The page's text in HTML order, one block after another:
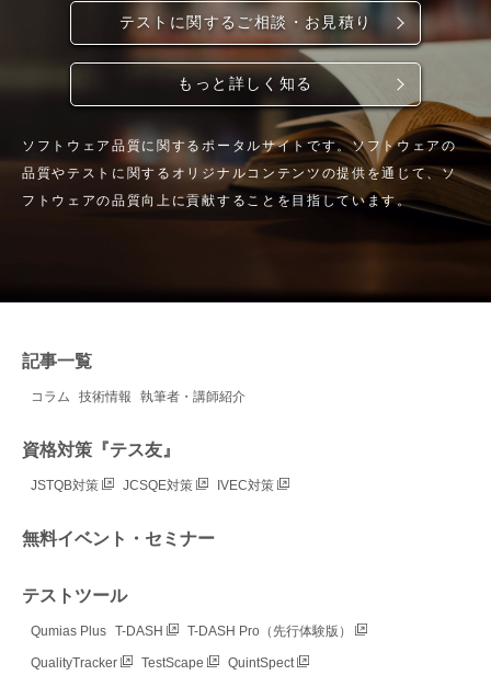
テストに関するご相談・お見積り
もっと詳しく知る
ソフトウェア品質に関するポータルサイトです。ソフトウェアの
品質やテストに関するオリジナルコンテンツの提供を通じて、ソ
フトウェアの品質向上に貢献することを目指しています。
記事一覧
コラム 技術情報 執筆者・講師紹介
資格対策『テス友』
JSTQB対策 JCSQE対策 IVEC対策
無料イベント・セミナー
テストツール
Qumias Plus T-DASH T-DASH Pro（先行体験版）
QualityTracker TestScape QuintSpect